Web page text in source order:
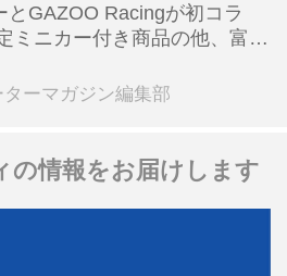
とGAZOO Racingが初コラ
ミニカー付き商品の他、富士
画などを展開
ーマガジン編集部
の情報をお届けします